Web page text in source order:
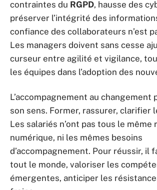
contraintes du RGPD, hausse des
préserver l’intégrité des
confiance des collaborateurs n’est
Les managers doivent sans cesse
curseur entre agilité et vigilance,
les équipes dans l’adoption des
L’accompagnement au changement
son sens. Former, rassurer, clarifier
Les salariés n’ont pas tous le même
numérique, ni les mêmes besoins
d’accompagnement. Pour réussir, il
tout le monde, valoriser les
émergentes, anticiper les